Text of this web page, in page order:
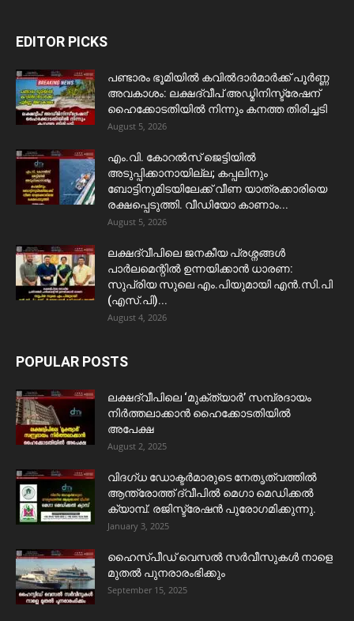
EDITOR PICKS
പണ്ടാരം ഭൂമിയിൽ കവിൽദാർമാർക്ക് പൂർണ്ണ
അവകാശം: ലക്ഷദ്വീപ് അഡ്മിനിസ്ട്രേഷന്
ഹൈക്കോടതിയിൽ നിന്നും കനത്ത തിരിച്ചടി
August 5, 2026
​എം.വി. കോറൽസ് ജെട്ടിയിൽ
അടുപ്പിക്കാനായില്ല; കപ്പലിനും
ബോട്ടിനുമിടയിലേക്ക് വീണ യാത്രക്കാരിയെ
രക്ഷപ്പെടുത്തി. വീഡിയോ കാണാം...
August 5, 2026
ലക്ഷദ്വീപിലെ ജനകീയ പ്രശ്നങ്ങൾ
പാർലമെന്റിൽ ഉന്നയിക്കാൻ ധാരണ:
സുപ്രിയ സുലെ എം.പിയുമായി എൻ.സി.പി
(എസ്.പി)...
August 4, 2026
POPULAR POSTS
ലക്ഷദ്വീപിലെ ‘മുക്ത്യാർ’ സമ്പ്രദായം
നിർത്തലാക്കാൻ ഹൈക്കോടതിയിൽ
അപേക്ഷ
August 2, 2025
വിദഗ്ധ ഡോക്ടർമാരുടെ നേതൃത്വത്തിൽ
ആന്ത്രോത്ത് ദ്വീപിൽ മെഗാ മെഡിക്കൽ
ക്യാമ്പ്. രജിസ്ട്രേഷൻ പുരോഗമിക്കുന്നു.
January 3, 2025
ഹൈസ്പീഡ് വെസൽ സർവീസുകൾ നാളെ
മുതൽ പുനരാരംഭിക്കും
September 15, 2025